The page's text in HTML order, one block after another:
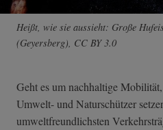
Heißt, wie sie aussieht: Große
(Geyersberg), CC BY 3.0
Geht es um nachhaltige
Umwelt- und Naturschützer
umweltfreundlichsten